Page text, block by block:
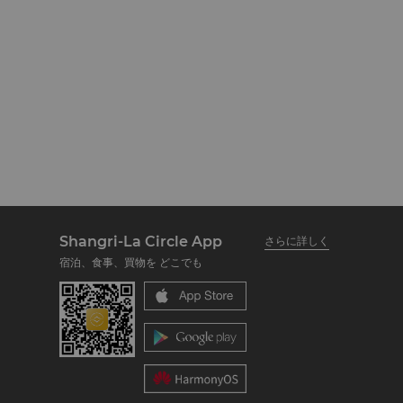
Shangri-La Circle App
さらに詳しく
宿泊、食事、買物を どこでも